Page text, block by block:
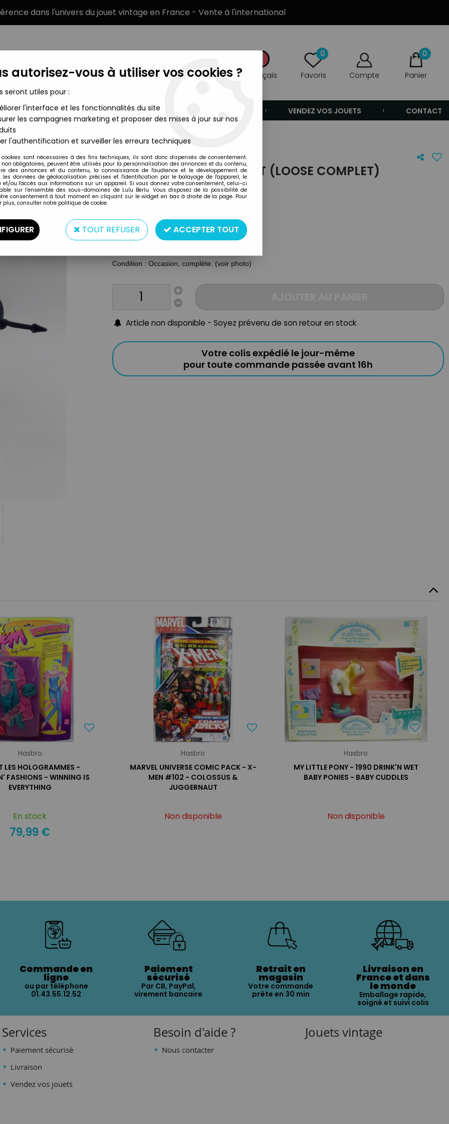
dans l'univers du jouet vintage en France - Vente à l'international
Français
0
Favoris Compte
0
Panier
MARQUES TYPE DE PRODUIT VENDEZ VOS JOUETS CONTACT
Figurines Loose
Hasbro
G.I.JOE - 1983 - SCARLETT (LOOSE COMPLET)
AR0042082
Type : Figurine articulée
Matière : Plastique
Taille : 10cm
Condition : Occasion, complète. (voir photo)
Article non disponible - Soyez prévenu de son retour en stock
Votre colis expédié le jour-même
pour toute commande passée avant 16h
Hasbro
LES HOLOGRAMMES -
FASHIONS - WINNING IS
EVERYTHING
En stock
79,99 €
Hasbro
MARVEL UNIVERSE COMIC PACK - X-
MEN #102 - COLOSSUS &
JUGGERNAUT
Non disponible
Hasbro
MY LITTLE PONY - 1990 DRINK'N WET
BABY PONIES - BABY CUDDLES
Non disponible
Commande en
ligne
ou par téléphone
01.43.55.12.52
Paiement
sécurisé
Par CB, PayPal,
virement bancaire
Retrait en
magasin
Votre commande
prête en 30 min
Livraison en
France et dans
le monde
Emballage rapide,
soigné et suivi colis
Services
Paiement sécurisé
Livraison
Vendez vos jouets
Besoin d'aide ?
Nous contacter
Jouets vintage
autorisez-vous à utiliser vos cookies ?
seront utiles pour :
l'interface et les fonctionnalités du site
les campagnes marketing et proposer des mises à jour sur nos
l'authentification et surveiller les erreurs techniques
cookies sont nécessaires à des fins techniques, ils sont donc dispensés de consentement.
non obligatoires, peuvent être utilisés pour la personnalisation des annonces et du contenu,
des annonces et du contenu, la connaissance de l'audience et le développement de
les données de géolocalisation précises et l'identification par le balayage de l'appareil, le
et/ou l'accès aux informations sur un appareil. Si vous donnez votre consentement, celui-ci
sur l’ensemble des sous-domaines de Lulu Berlu. Vous disposez de la possibilité de
consentement à tout moment en cliquant sur le widget en bas à droite de la page. Pour
plus, consulter notre politique de cookie.
TOUT REFUSER ACCEPTER TOUT